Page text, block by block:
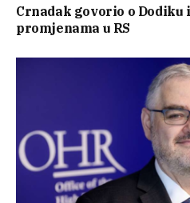
Crnadak govorio o
promjenama u RS